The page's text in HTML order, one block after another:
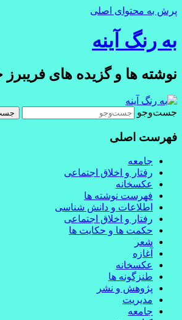
پرش به محتوای اصلی
به رنگ آينه
نوشته ها و گزیده های
جست‌وجو
فهرست اصلی
جامعه
رفتار و اخلاق اجتماعی
عکسخانه
فهرست نوشته ها
اطلاعات و دانش شناسی
رفتار و اخلاق اجتماعی
حکمت ها و حکایت ها
شعر
آغازه
عکسخانه
طنزگونه ها
پژوهش و نشر
مدیریت
جامعه